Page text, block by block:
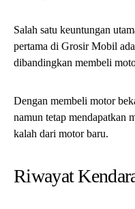
Salah satu keuntungan
pertama di Grosir Mobil
dibandingkan membeli
Dengan membeli motor
namun tetap mendapatkan
kalah dari motor baru.
Riwayat